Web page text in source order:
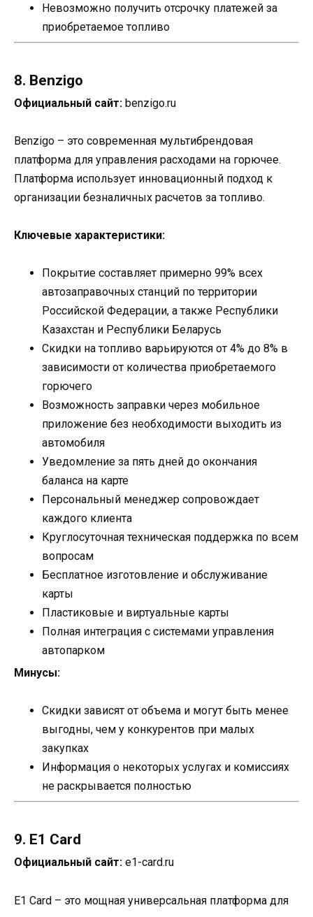
Невозможно получить отсрочку платежей за
приобретаемое топливо
8. Benzigo
Официальный сайт: benzigo.ru
Benzigo – это современная мультибрендовая
платформа для управления расходами на горючее.
Платформа использует инновационный подход к
организации безналичных расчетов за топливо.
Ключевые характеристики:
Покрытие составляет примерно 99% всех
автозаправочных станций по территории
Российской Федерации, а также Республики
Казахстан и Республики Беларусь
Скидки на топливо варьируются от 4% до 8% в
зависимости от количества приобретаемого
горючего
Возможность заправки через мобильное
приложение без необходимости выходить из
автомобиля
Уведомление за пять дней до окончания
баланса на карте
Персональный менеджер сопровождает
каждого клиента
Круглосуточная техническая поддержка по всем
вопросам
Бесплатное изготовление и обслуживание
карты
Пластиковые и виртуальные карты
Полная интеграция с системами управления
автопарком
Минусы:
Скидки зависят от объема и могут быть менее
выгодны, чем у конкурентов при малых
закупках
Информация о некоторых услугах и комиссиях
не раскрывается полностью
9. E1 Card
Официальный сайт: e1-card.ru
E1 Card – это мощная универсальная платформа для